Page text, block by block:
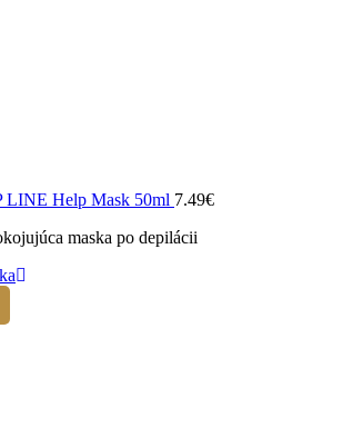
LINE Help Mask 50ml 7.49€
maska po depilácii